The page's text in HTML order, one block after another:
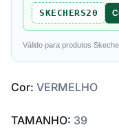
SKECHERS20
Válido para produtos
Cor: VERMELHO
TAMANHO: 39